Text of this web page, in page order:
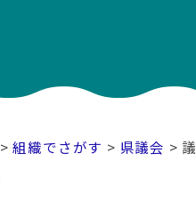
>組織でさがす > 県議会 >